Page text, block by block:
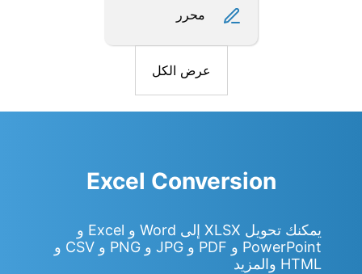
محرر
عرض الكل
Excel Conversion
يمكنك تحويل XLSX إلى Word و Excel و
PowerPoint و PDF و JPG و PNG و CSV و
HTML والمزيد